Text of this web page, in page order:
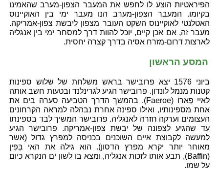
הפיראטיות הוצע לו לחפש את המעבר הצפון-מערב שהאמינו
בקיומו. המעבר הצפון-מערב הנו מעבר ימי בין האוקיינוס
האטלנטי לאוקיינוס השקט העובר מצפון ליבשת צפון-אמריקה.
מעבר זה, אם אכן קיים, יוכל להוות דרך למסחר ימי בין אנגליה
לארצות דרום-מזרח אסיה בדרך קצרה יחסית.
המסע הראשון
ביוני 1576 יצא פרובישר בראש משלחת של שלוש ספינות
קטנות מנמל לונדון. פרובישר הגיע לגרינלנד ובטעות חשב אותה
לאיי פֵארוֹ (Faeroe). בהמשך הדרך הטביעה סערה בים את
אחת מספינותיו, ואילו ספינה אחרת נבהלה למראה הקרחונים
העצומים וערקה חזרה לאנגליה. פרובישר המשיך לבד בספינתו
עד שהגיע לצפונה של יבשת צפון-אמריקה. פרובישר הגיע
למעשה לקבוצת איים השוכנים בכניסה למפרץ גדול (אשר
מאוחר יותר יקרא מפרץ הדסון). הוא גילה את האי בַּפִין
(Baffin), תבע אותו לזכות אנגליה, ומצא בו לשון ים הנקרא כיום
על שמו.